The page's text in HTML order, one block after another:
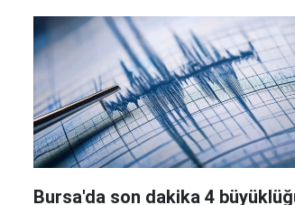
Bursa'da son dakika 4